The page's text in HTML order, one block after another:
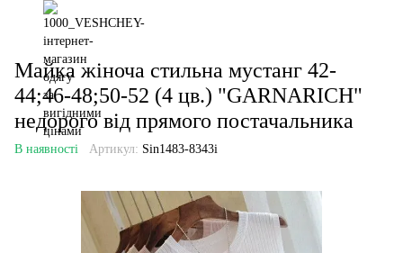
Майка жіноча стильна мустанг 42-
44;46-48;50-52 (4 цв.) "GARNARICH"
недорого від прямого постачальника
В наявності Артикул: Sin1483-8343i